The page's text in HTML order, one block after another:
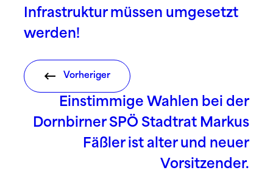
Infrastruktur müssen umgesetzt
werden!
Vorheriger
Einstimmige Wahlen bei der
Dornbirner SPÖ Stadtrat Markus
Fäßler ist alter und neuer
Vorsitzender.